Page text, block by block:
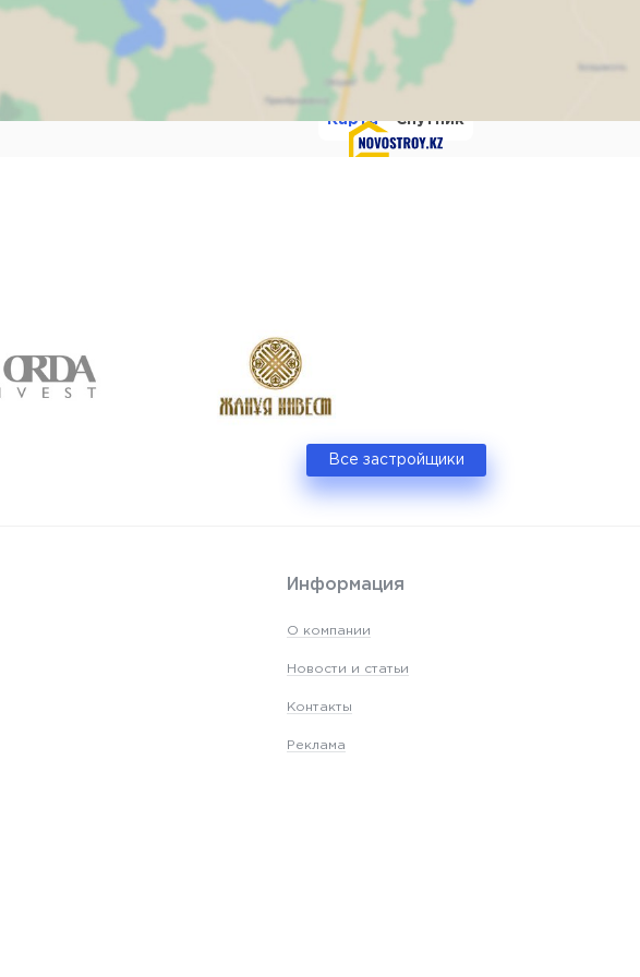
Карта Спутник
Все застройщики
Информация
О компании
Новости и статьи
Контакты
Реклама